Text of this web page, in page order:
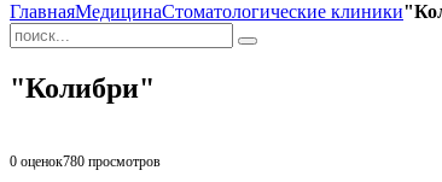
ГлавнаяМедицинаСтоматологические клиники
"Колибри"
0 оценок780 просмотров